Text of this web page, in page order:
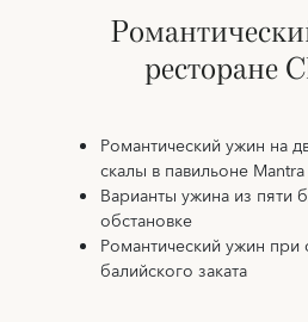
ресторане
Романтический ужин на
скалы в павильоне
Варианты ужина из пяти
обстановке
Романтический ужин при
балийского заката